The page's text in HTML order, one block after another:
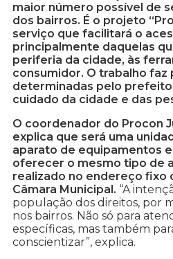
maior número possível de
dos bairros. É o projeto
serviço que facilitará o
principalmente daquelas
periferia da cidade, às
consumidor. O trabalho faz
determinadas pelo
cuidado da cidade e das
O coordenador do Procon
explica que será uma
aparato de equipamentos
oferecer o mesmo tipo de
realizado no endereço fixo
Câmara Municipal. “A
população dos direitos, por
nos bairros. Não só para
específicas, mas também
conscientizar”, explica.